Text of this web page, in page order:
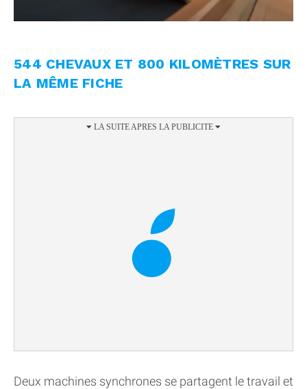
544 CHEVAUX ET 800 KILOMÈTRES SUR
LA MÊME FICHE
Deux machines synchrones se partagent le travail et